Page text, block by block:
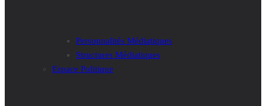
Personnalités Médiatiques
Structures Médiatiques
Espace Politique